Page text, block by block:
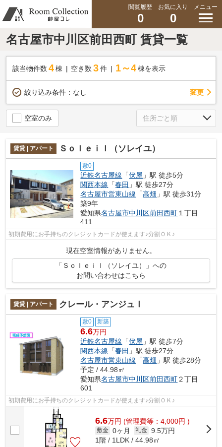
閲覧履歴
0
お気に入り
0
メニュー
名古屋市中川区前田西町 賃貸一覧
該当物件数 4棟 空き数 3 件 1～4 棟を表示
絞り込み条件： なし 変更
空室のみ
賃貸 | アパート Ｓｏｌｅｉｌ（ソレイユ）
敷0
近鉄名古屋線 「伏屋 」駅 徒歩5分
関西本線 「春田 」駅 徒歩27分
名古屋市営東山線 「高畑 」駅 徒歩31分
築9年
愛知県名古屋市中川区前田西町１丁目
411
初期費用にお手持ちのクレジットカードが使えます♪分割ＯＫ♪
現在空室情報がありません。
「Ｓｏｌｅｉｌ（ソレイユ）」への
お問い合わせはこちら
賃貸 | アパート クレール・アンジュⅠ
敷0 新築
6.6万円
近鉄名古屋線 「伏屋 」駅 徒歩7分
関西本線 「春田 」駅 徒歩27分
名古屋市営東山線 「高畑 」駅 徒歩28分
予定 / 44.98㎡
愛知県名古屋市中川区前田西町２丁目
601
初期費用にお手持ちのクレジットカードが使えます♪分割ＯＫ♪
6.6万円 (管理費等：4,000円 )
敷金 0ヶ月 礼金 9.5万円
1階 / 1LDK / 44.98㎡